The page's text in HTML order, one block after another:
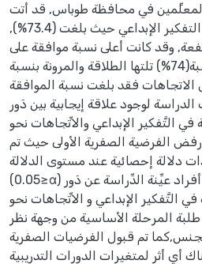
في محافظة طوباس, قد أتت
بنسبة موافقة في مجال التفكير الإبداعي حيث بلغت (73.4%),
وقد كانت أعلى نسبة موافقة على
مهارة الأصالة بنسبة(74%) تلتها الطلاقة والمرونة بنسبة
الاتجاهات فقد بلغت نسبة الموافقة
الدراسة لوجود علاقة إيجابية بين دَور
في التَّفكير الإبداعي والاتِّجاهات نحو
رفض الفرضية الصفرية الأولى حيث تم
دلالة إحصائية عند مستوى الدلالة
(0.05≥α) بين مُتَوسطات استجابة أفراد عيِّنة الدِّراسة عن دَور
في التَّفكير الإبداعي و الاتِّجاهات نحو
المرحلة الأساسية من وجهة نظر
تم قبول الفرضيات الصفرية
أي أثر لمتغيرات الدورات التدريبية